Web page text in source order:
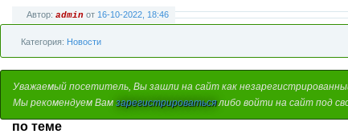
Автор: admin от 16-10-2022, 18:46
Категория: Новости
Уважаемый посетитель, Вы зашли на сайт как
Мы рекомендуем Вам зарегистрироватьсялибо войти на сайт под
по теме